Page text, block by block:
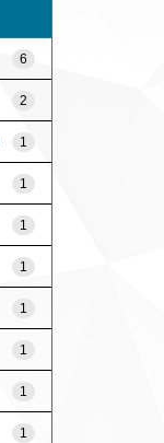
6
2
1
1
1
1
1
1
1
1